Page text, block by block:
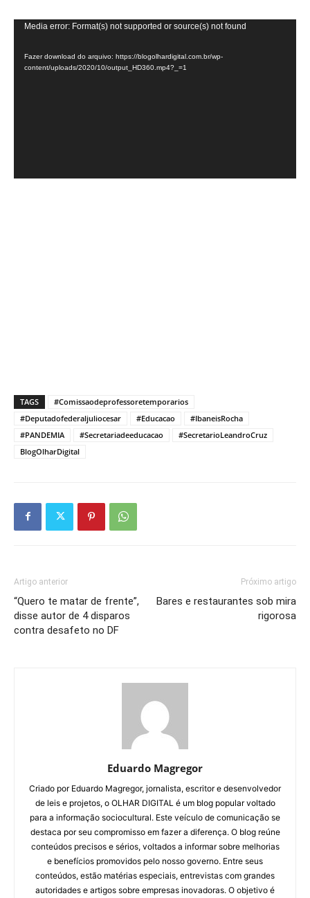
Tocador
vídeo
Media error: Format(s) not supported or source(s) not found
Fazer download do arquivo: https://blogolhardigital.com.br/wp-
content/uploads/2020/10/output_HD360.mp4?_=1
TAGS
#Comissaodeprofessoretemporarios
#Deputadofederaljuliocesar
#Educacao
#IbaneisRocha
#PANDEMIA
#Secretariadeeducacao
#SecretarioLeandroCruz
BlogOlharDigital
Artigo anterior
“Quero te matar de frente”,
disse autor de 4 disparos
contra desafeto no DF
Próximo artigo
Bares e restaurantes sob mira
rigorosa
Eduardo Magregor
Criado por Eduardo Magregor, jornalista, escritor e desenvolvedor
de leis e projetos, o OLHAR DIGITAL é um blog popular voltado
para a informação sociocultural. Este veículo de comunicação se
destaca por seu compromisso em fazer a diferença. O blog reúne
conteúdos precisos e sérios, voltados a informar sobre melhorias
e benefícios promovidos pelo nosso governo. Entre seus
conteúdos, estão matérias especiais, entrevistas com grandes
autoridades e artigos sobre empresas inovadoras. O objetivo é